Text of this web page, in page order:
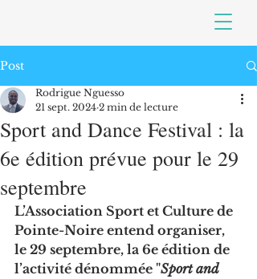
Post
Sport and Dance Festival : la
6e édition prévue pour le 29
septembre
Rodrigue Nguesso
21 sept. 2024 2 min de lecture
L’Association Sport et Culture de
Pointe-Noire entend organiser,
le 29 septembre, la 6e édition de
l’activité dénommée "Sport and